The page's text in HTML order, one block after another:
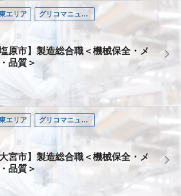
エリア グリコマニュファクチャリングジャパン株式会社
原市】製造総合職＜機械保全・メ
品質＞
エリア グリコマニュファクチャリングジャパン株式会社
宮市】製造総合職＜機械保全・メ
品質＞